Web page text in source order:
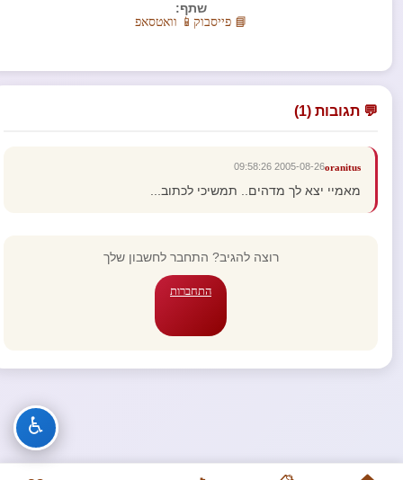
שתף:
📘 פייסבוק 📱 וואטסאפ
💬 תגובות (1)
oranitus
2005-08-26 09:58:26
מאמיי יצא לך מדהים.. תמשיכי לכתוב...
רוצה להגיב? התחבר לחשבון שלך
התחברות
♿